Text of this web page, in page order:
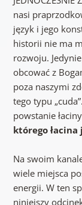
nasi
język i jego
historii nie ma
rozwoju.
obcować z
poza naszymi
tego typu
powstanie
którego
Na swoim
wiele miejsca
energii. W ten
niniejszy